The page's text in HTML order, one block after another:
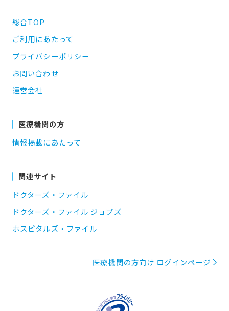
総合TOP
ご利用にあたって
プライバシーポリシー
お問い合わせ
運営会社
医療機関の方
情報掲載にあたって
関連サイト
ドクターズ・ファイル
ドクターズ・ファイル ジョブズ
ホスピタルズ・ファイル
医療機関の方向け ログインページ